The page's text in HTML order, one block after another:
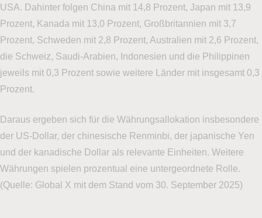
USA. Dahinter folgen China mit 14,8 Prozent, Japan mit 13,9
Prozent, Kanada mit 13,0 Prozent, Großbritannien mit 3,7
Prozent, Schweden mit 2,8 Prozent, Australien mit 2,6 Prozent,
die Schweiz, Saudi-Arabien, Indonesien und die Philippinen
jeweils mit 0,3 Prozent sowie weitere Länder mit insgesamt 0,3
Prozent.
Daraus ergeben sich für die Währungsallokation insbesondere
der US-Dollar, der chinesische Renminbi, der japanische Yen
und der kanadische Dollar als relevante Einheiten. Weitere
Währungen spielen prozentual eine untergeordnete Rolle.
(Quelle: Global X mit dem Stand vom 30. September 2025)